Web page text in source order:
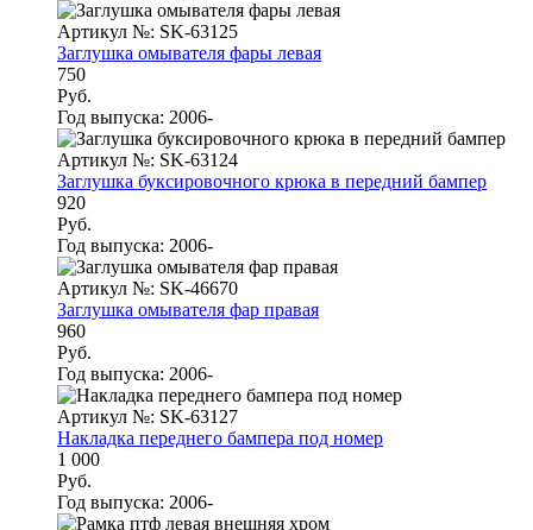
Артикул №: SK-63125
Заглушка омывателя фары левая
750
Руб.
Год выпуска: 2006-
Артикул №: SK-63124
Заглушка буксировочного крюка в передний бампер
920
Руб.
Год выпуска: 2006-
Артикул №: SK-46670
Заглушка омывателя фар правая
960
Руб.
Год выпуска: 2006-
Артикул №: SK-63127
Накладка переднего бампера под номер
1 000
Руб.
Год выпуска: 2006-